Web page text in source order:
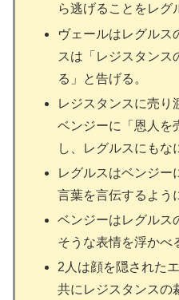
ら逃げることをレグ
ヴェールはレグルス
スは「レジスタンス
る」と告げる。
レジスタンスに売り
ベンジーに「恩人を
し、レグルスにもな
レグルスはベンジー
言葉を言伝するよう
ベンジーはレグルス
そうな表情を浮かべ
2人は顔を隠された
共にレジスタンスの